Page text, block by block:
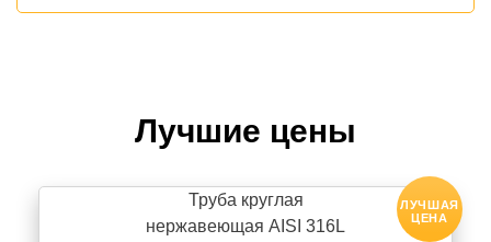
Лучшие цены
Труба круглая
нержавеющая AISI 316L
ЛУЧШАЯ
ЦЕНА